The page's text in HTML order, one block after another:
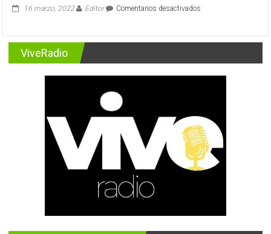
16 marzo, 2022 Editor Comentarios desactivados
marihuana
en
sector
Romeral
ViveRadio